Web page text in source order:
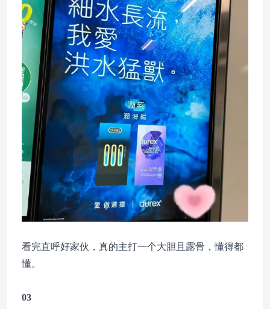
看完直呼好家伙，真的主打一个大胆且露骨，懂得都
懂。
03